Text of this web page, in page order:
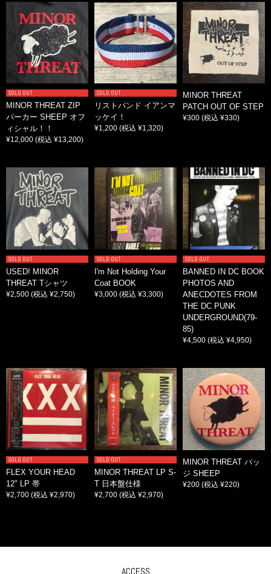
SOLD OUT
MINOR THREAT ZIP
パーカー SHEEP オフ
ィシャル！！
¥12,000 (税込 ¥13,200)
SOLD OUT
リストバンド イアンマ
ッケイ！
¥1,200 (税込 ¥1,320)
MINOR THREAT
PATCH OUT OF STEP
¥300 (税込 ¥330)
SOLD OUT
USED! MINOR
THREAT Tシャツ
¥2,500 (税込 ¥2,750)
SOLD OUT
I'm Not Holding Your
Coat BOOK
¥3,000 (税込 ¥3,300)
SOLD OUT
BANNED IN DC BOOK
PHOTOS AND
ANECDOTES FROM
THE DC PUNK
UNDERGROUND(79-
85)
¥4,500 (税込 ¥4,950)
SOLD OUT
FLEX YOUR HEAD
12" LP 帯
¥2,700 (税込 ¥2,970)
SOLD OUT
MINOR THREAT LP S-
T 日本盤仕様
¥2,700 (税込 ¥2,970)
MINOR THREAT バッ
ジ SHEEP
¥200 (税込 ¥220)
ACCESS